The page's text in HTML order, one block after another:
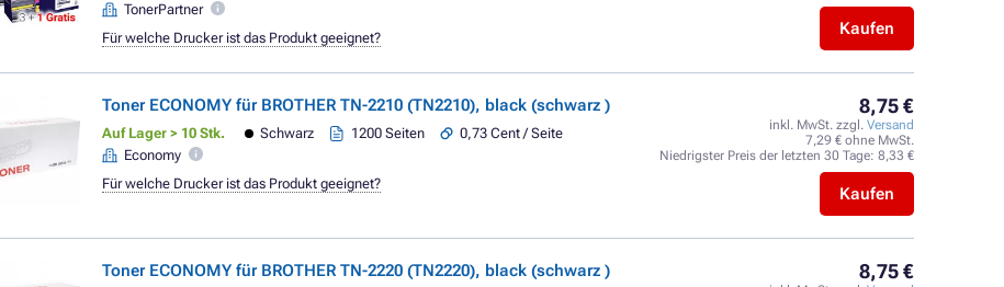
TonerPartner
Kaufen
Für welche Drucker ist das Produkt geeignet?
Toner ECONOMY für BROTHER TN-2210 (TN2210), black (schwarz )
Auf Lager > 10 Stk. Schwarz 1200 Seiten
0,73 Cent / Seite
Economy
8,75 €
inkl. MwSt. zzgl. Versand
7,29 € ohne MwSt.
Niedrigster Preis der letzten 30 Tage: 8,33 €
Kaufen
Für welche Drucker ist das Produkt geeignet?
Toner ECONOMY für BROTHER TN-2220 (TN2220), black (schwarz ) 8,75 €